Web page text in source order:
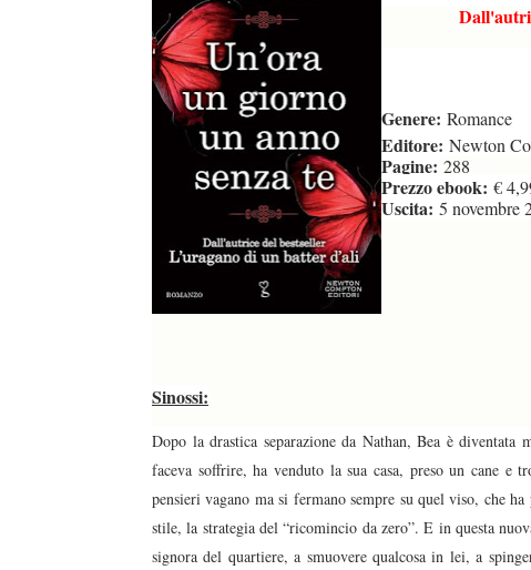
Genere: Romance
Editore: Newton
Pagine: 288
Prezzo ebook: €
Uscita: 5 novembre
Sinossi:
Dopo la drastica separazione da Nathan, Bea è
faceva soffrire, ha venduto la sua casa, preso un cane
pensieri vagano ma si fermano sempre su quel viso, che
stile, la strategia del “ricomincio da zero”. E in questa
signora del quartiere, a smuovere qualcosa in lei, a